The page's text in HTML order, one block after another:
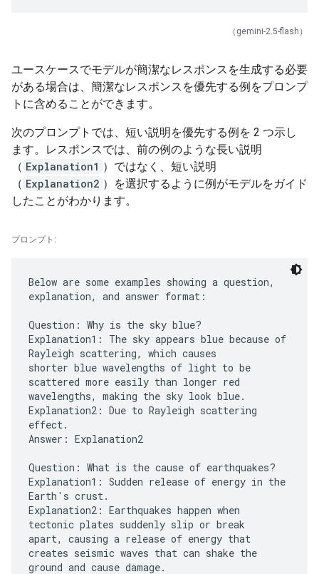
（gemini-2.5-flash）
ユースケースでモデルが簡潔なレスポンスを生成する必要
がある場合は、簡潔なレスポンスを優先する例をプロンプ
トに含めることができます。
次のプロンプトでは、短い説明を優先する例を 2 つ示し
ます。レスポンスでは、前の例のような長い説明
（ Explanation1 ）ではなく、短い説明
（ Explanation2 ）を選択するように例がモデルをガイド
したことがわかります。
プロンプト:
Below are some examples showing a question,
explanation, and answer format:
Question: Why is the sky blue?
Explanation1: The sky appears blue because of
Rayleigh scattering, which causes
shorter blue wavelengths of light to be
scattered more easily than longer red
wavelengths, making the sky look blue.
Explanation2: Due to Rayleigh scattering
effect.
Answer: Explanation2
Question: What is the cause of earthquakes?
Explanation1: Sudden release of energy in the
Earth's crust.
Explanation2: Earthquakes happen when
tectonic plates suddenly slip or break
apart, causing a release of energy that
creates seismic waves that can shake the
ground and cause damage.